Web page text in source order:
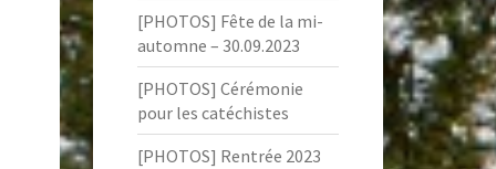
[PHOTOS] Fête de la mi-
automne – 30.09.2023
[PHOTOS] Cérémonie
pour les catéchistes
[PHOTOS] Rentrée 2023